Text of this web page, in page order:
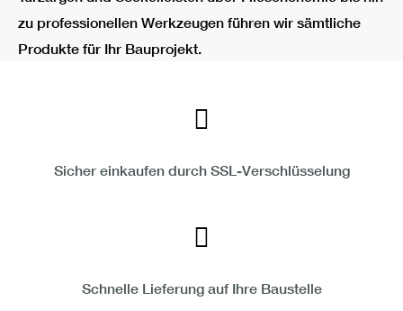
zu professionellen Werkzeugen führen wir sämtliche
Produkte für Ihr Bauprojekt.
Sicher einkaufen durch SSL-Verschlüsselung
Schnelle Lieferung auf Ihre Baustelle